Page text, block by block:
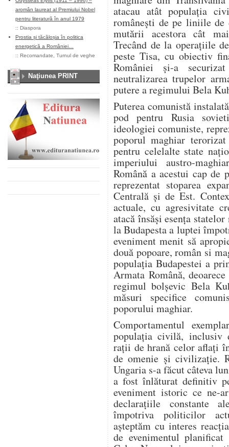
aromân laureat al Premiului Nobel
pentru literatură în anul 1979
:: Diaspora
Prostia și tăcăloșia în politica
energetică a României…
:: Recomandate Turnul de veghe
Naţiunea PRINT
atacau atât populația
românești de pe liniile de
mutării acestora cât
Trecând de la operațiile
peste Tisa, cu obiectiv
României și-a
neutralizarea trupelor
putere a regimului Bela
Puterea comunistă
pod pentru Rusia
ideologiei comuniste,
poporul maghiar
pentru celelalte state
imperiului austro-
Română a acestui cap
reprezentat stoparea
Centrală și de Est.
actuale, cu agresivitate
atacă însăși esența
la Budapesta a luptei
eveniment menit să
două popoare, român si
populația Budapestei a
Armata Română,
regimul bolșevic Bela
măsuri specifice
poporului maghiar.
Comportamentul
populația civilă,
rații de hrană celor aflați
de omenie și civilizație.
Ungaria s-a făcut câteva
a fost înlăturat definitiv
eveniment istoric ce ne-
declarațiile constante
împotriva politicilor
așteptăm cu interes
de evenimentul